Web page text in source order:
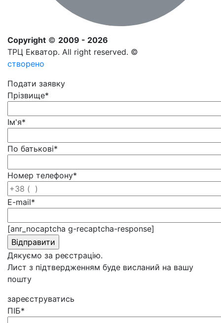
Copyright © 2009 - 2026
ТРЦ Екватор. All right reserved. ©
створено
Подати заявку
Прізвище*
Ім'я*
По батькові*
Номер телефону*
E-mail*
[anr_nocaptcha g-recaptcha-response]
Дякуємо за реєстрацію.
Лист з підтвердженням буде висланий на вашу
пошту
зареєструватись
ПІБ*